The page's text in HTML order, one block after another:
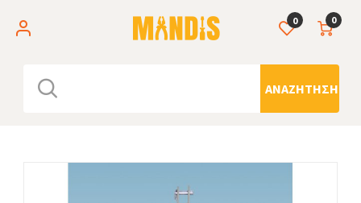
0
ΑΝΑΖΉΤΗΣΗ
0